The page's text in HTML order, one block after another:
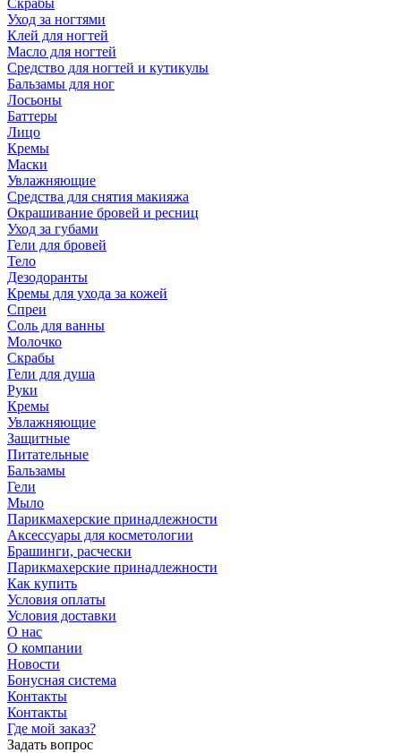
Скрабы
Уход за ногтями
Клей для ногтей
Масло для ногтей
Средство для ногтей и кутикулы
Бальзамы для ног
Лосьоны
Баттеры
Лицо
Кремы
Маски
Увлажняющие
Средства для снятия макияжа
Окрашивание бровей и ресниц
Уход за губами
Гели для бровей
Тело
Дезодоранты
Кремы для ухода за кожей
Спреи
Соль для ванны
Молочко
Скрабы
Гели для душа
Руки
Кремы
Увлажняющие
Защитные
Питательные
Бальзамы
Гели
Мыло
Парикмахерские принадлежности
Аксессуары для косметологии
Брашинги, расчески
Парикмахерские принадлежности
Как купить
Условия оплаты
Условия доставки
О нас
О компании
Новости
Бонусная система
Контакты
Контакты
Где мой заказ?
Задать вопрос